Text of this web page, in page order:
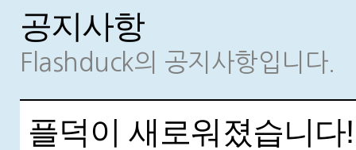
공지사항
Flashduck의 공지사항입니다.
플덕이 새로워졌습니다!